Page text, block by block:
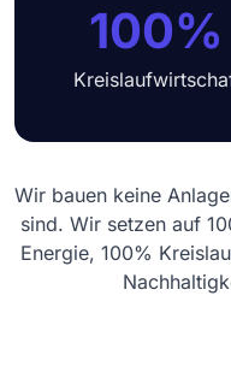
100%
Wir bauen keine
sind. Wir setzen auf
Energie, 100%